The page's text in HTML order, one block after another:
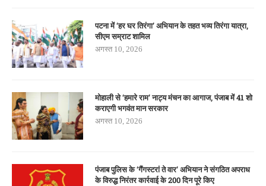
पटना में ‘हर घर तिरंगा’ अभियान के तहत भव्य तिरंगा यात्रा,
सीएम सम्राट शामिल
अगस्त 10, 2026
मोहाली से ‘हमारे राम’ नाट्य मंचन का आगाज, पंजाब में 41 शो
कराएगी भगवंत मान सरकार
अगस्त 10, 2026
पंजाब पुलिस के ‘गैंगस्टरां ते वार’ अभियान ने संगठित अपराध
के विरुद्ध निरंतर कार्रवाई के 200 दिन पूरे किए